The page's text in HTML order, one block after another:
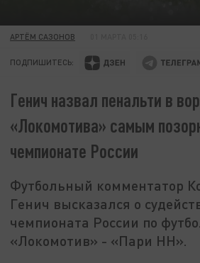
АРТЁМ САЗОНОВ
ПОДПИШИТЕСЬ:
Генич назвал пенальти в
«Локомотива» самым
чемпионате России
Футбольный комментатор
Генич высказался о
чемпионата России по
«Локомотив» - «Пари НН».